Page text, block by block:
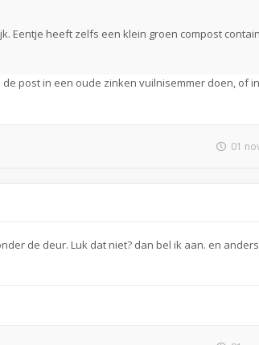
Eentje heeft zelfs een klein groen compost
post in een oude zinken vuilnisemmer doen, of
01
de deur. Luk dat niet? dan bel ik aan. en